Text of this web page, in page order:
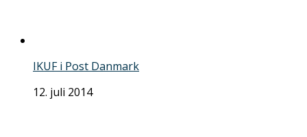
IKUF i Post Danmark
12. juli 2014